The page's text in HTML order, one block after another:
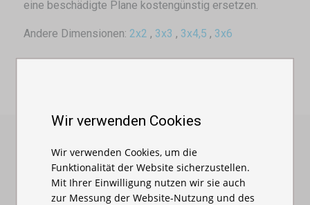
eine beschädigte Plane kostengünstig ersetzen.
Andere Dimensionen: 2x2 , 3x3 , 3x4,5 , 3x6
ÄHNLICHE PRODUKTE
Wir verwenden Cookies
Wir verwenden Cookies, um die
Funktionalität der Website sicherzustellen.
Mit Ihrer Einwilligung nutzen wir sie auch
zur Messung der Website-Nutzung und des